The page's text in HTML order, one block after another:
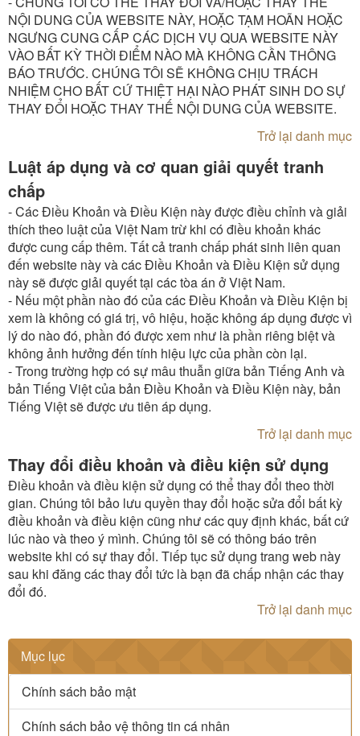
NỘI DUNG CỦA WEBSITE NÀY, HOẶC TẠM HOÃN HOẶC
NGƯNG CUNG CẤP CÁC DỊCH VỤ QUA WEBSITE NÀY
VÀO BẤT KỲ THỜI ĐIỂM NÀO MÀ KHÔNG CẦN THÔNG
BÁO TRƯỚC. CHÚNG TÔI SẼ KHÔNG CHỊU TRÁCH
NHIỆM CHO BẤT CỨ THIỆT HẠI NÀO PHÁT SINH DO SỰ
THAY ĐỔI HOẶC THAY THẾ NỘI DUNG CỦA WEBSITE.
Trở lại danh mục
Luật áp dụng và cơ quan giải quyết tranh
chấp
- Các Điều Khoản và Điều Kiện này được điều chỉnh và giải
thích theo luật của Việt Nam trừ khi có điều khoản khác
được cung cấp thêm. Tất cả tranh chấp phát sinh liên quan
đến website này và các Điều Khoản và Điều Kiện sử dụng
này sẽ được giải quyết tại các tòa án ở Việt Nam.
- Nếu một phần nào đó của các Điều Khoản và Điều Kiện bị
xem là không có giá trị, vô hiệu, hoặc không áp dụng được vì
lý do nào đó, phần đó được xem như là phần riêng biệt và
không ảnh hưởng đến tính hiệu lực của phần còn lại.
- Trong trường hợp có sự mâu thuẫn giữa bản Tiếng Anh và
bản Tiếng Việt của bản Điều Khoản và Điều Kiện này, bản
Tiếng Việt sẽ được ưu tiên áp dụng.
Trở lại danh mục
Thay đổi điều khoản và điều kiện sử dụng
Điều khoản và điều kiện sử dụng có thể thay đổi theo thời
gian. Chúng tôi bảo lưu quyền thay đổi hoặc sửa đổi bất kỳ
điều khoản và điều kiện cũng như các quy định khác, bất cứ
lúc nào và theo ý mình. Chúng tôi sẽ có thông báo trên
website khi có sự thay đổi. Tiếp tục sử dụng trang web này
sau khi đăng các thay đổi tức là bạn đã chấp nhận các thay
đổi đó.
Trở lại danh mục
Mục lục
Chính sách bảo mật
Chính sách bảo vệ thông tin cá nhân